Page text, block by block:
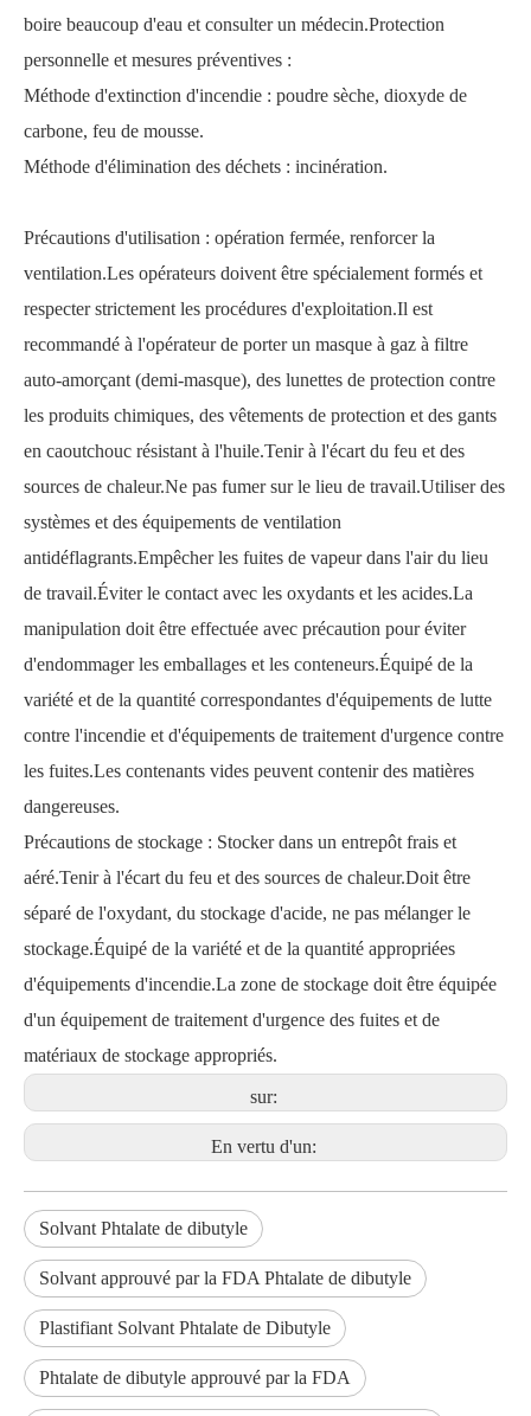
boire beaucoup d'eau et consulter un médecin.Protection
personnelle et mesures préventives :
Méthode d'extinction d'incendie : poudre sèche, dioxyde de
carbone, feu de mousse.
Méthode d'élimination des déchets : incinération.
Précautions d'utilisation : opération fermée, renforcer la
ventilation.Les opérateurs doivent être spécialement formés et
respecter strictement les procédures d'exploitation.Il est
recommandé à l'opérateur de porter un masque à gaz à filtre
auto-amorçant (demi-masque), des lunettes de protection contre
les produits chimiques, des vêtements de protection et des gants
en caoutchouc résistant à l'huile.Tenir à l'écart du feu et des
sources de chaleur.Ne pas fumer sur le lieu de travail.Utiliser des
systèmes et des équipements de ventilation
antidéflagrants.Empêcher les fuites de vapeur dans l'air du lieu
de travail.Éviter le contact avec les oxydants et les acides.La
manipulation doit être effectuée avec précaution pour éviter
d'endommager les emballages et les conteneurs.Équipé de la
variété et de la quantité correspondantes d'équipements de lutte
contre l'incendie et d'équipements de traitement d'urgence contre
les fuites.Les contenants vides peuvent contenir des matières
dangereuses.
Précautions de stockage : Stocker dans un entrepôt frais et
aéré.Tenir à l'écart du feu et des sources de chaleur.Doit être
séparé de l'oxydant, du stockage d'acide, ne pas mélanger le
stockage.Équipé de la variété et de la quantité appropriées
d'équipements d'incendie.La zone de stockage doit être équipée
d'un équipement de traitement d'urgence des fuites et de
matériaux de stockage appropriés.
sur:
En vertu d'un:
Solvant Phtalate de dibutyle
Solvant approuvé par la FDA Phtalate de dibutyle
Plastifiant Solvant Phtalate de Dibutyle
Phtalate de dibutyle approuvé par la FDA